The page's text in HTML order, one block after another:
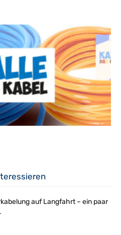
auf Langfahrt – ein paar